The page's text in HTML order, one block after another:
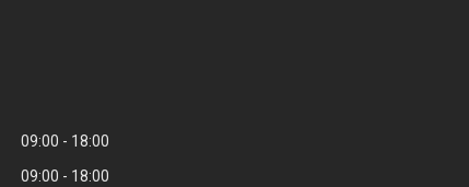
09:00
18:00
09:00
18:00